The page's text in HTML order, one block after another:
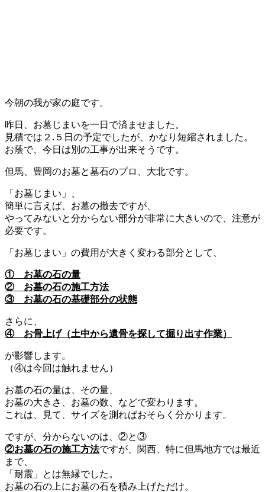
今朝の我が家の庭です。
昨日、お墓じまいを一日で済ませました。
見積では２.５日の予定でしたが、かなり短縮されました。
お蔭で、今日は別の工事が出来そうです。
但馬、豊岡のお墓と墓石のプロ、大北です。
「お墓じまい」、
簡単に言えば、お墓の撤去ですが、
やってみないと分からない部分が非常に大きいので、注意が
必要です。
「お墓じまい」の費用が大きく変わる部分として、
① お墓の石の量
② お墓の石の施工方法
③ お墓の石の基礎部分の状態
さらに、
④ お骨上げ（土中から遺骨を探して掘り出す作業）
が影響します。
（④は今回は触れません）
お墓の石の量は、その量、
お墓の大きさ、お墓の数、などで変わります。
これは、見て、サイズを測ればおそらく分かります。
ですが、分からないのは、②と③
②お墓の石の施工方法ですが、関西、特に但馬地方では最近
まで、
「耐震」とは無縁でした。
お墓の石の上にお墓の石を積み上げただけ。